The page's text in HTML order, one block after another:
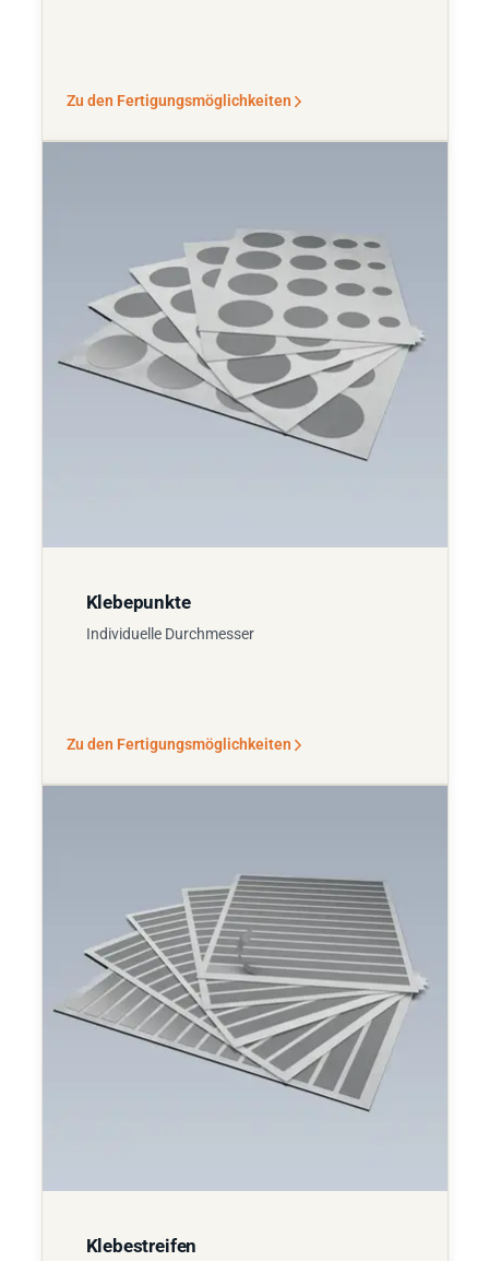
Zu den Fertigungsmöglichkeiten
Klebepunkte
Individuelle Durchmesser
Zu den Fertigungsmöglichkeiten
Klebestreifen